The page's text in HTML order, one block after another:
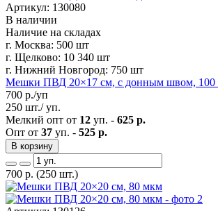
Артикул: 130080
В наличии
Наличие на складах
г. Москва: 500 шт
г. Щелково: 10 340 шт
г. Нижний Новгород: 750 шт
Мешки ПВД 20×17 см, с донным швом, 100
700 р./уп
250 шт./ уп.
Мелкий опт от 12 уп. - 625 р.
Опт от 37 уп. - 525 р.
В корзину
700 р. (250 шт.)